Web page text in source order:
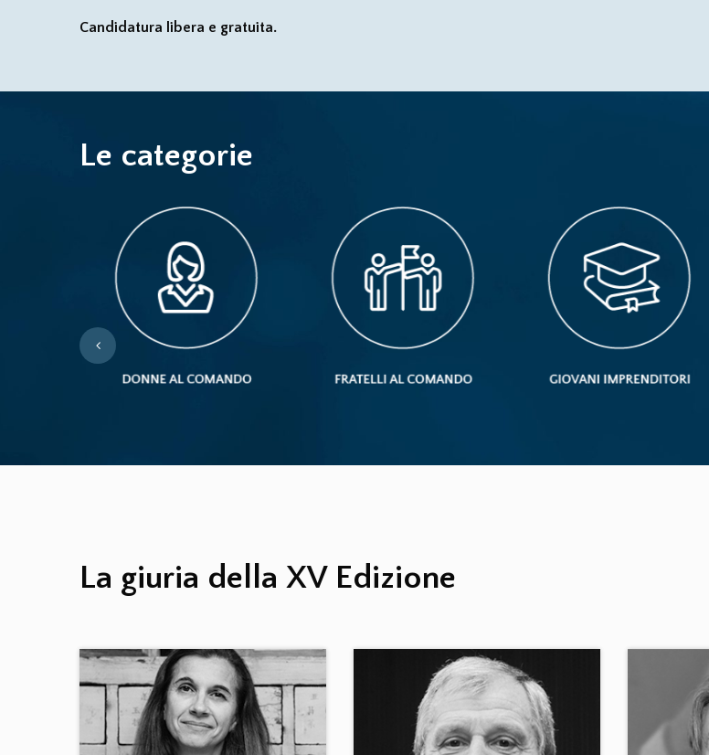
Candidatura libera e gratuita.
Le categorie
La giuria della XV Edizione